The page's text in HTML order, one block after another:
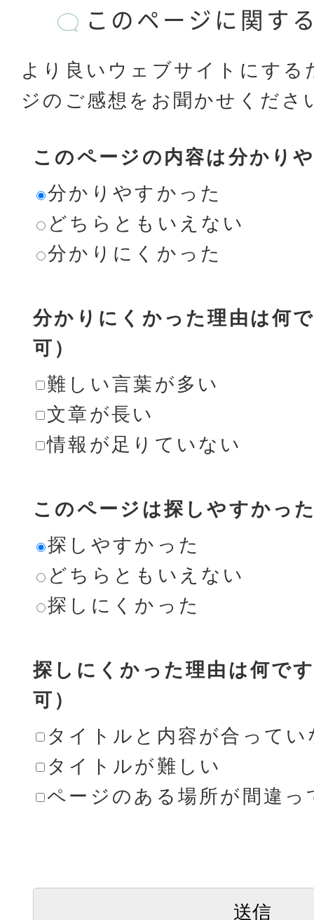
このページに関す
より良いウェブサイトにする
ジのご感想をお聞かせくださ
このページの内容は分かり
分かりやすかった
どちらともいえない
分かりにくかった
分かりにくかった理由は何
可）
難しい言葉が多い
文章が長い
情報が足りていない
このページは探しやすかっ
探しやすかった
どちらともいえない
探しにくかった
探しにくかった理由は何で
可）
タイトルと内容が合ってい
タイトルが難しい
ページのある場所が間違っ